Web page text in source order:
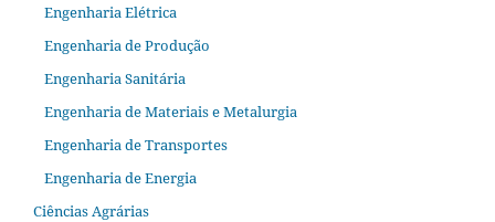
Engenharia Elétrica
Engenharia de Produção
Engenharia Sanitária
Engenharia de Materiais e Metalurgia
Engenharia de Transportes
Engenharia de Energia
Ciências Agrárias